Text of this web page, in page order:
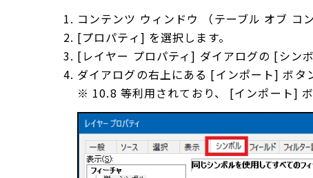
コンテンツ ウィンドウ （テーブル オブ コ
[プロパティ] を選択します。
[レイヤー プロパティ] ダイアログの [シン
ダイアログの右上にある [インポート] ボタ
※ 10.8 等利用されており、 [インポート] ボ